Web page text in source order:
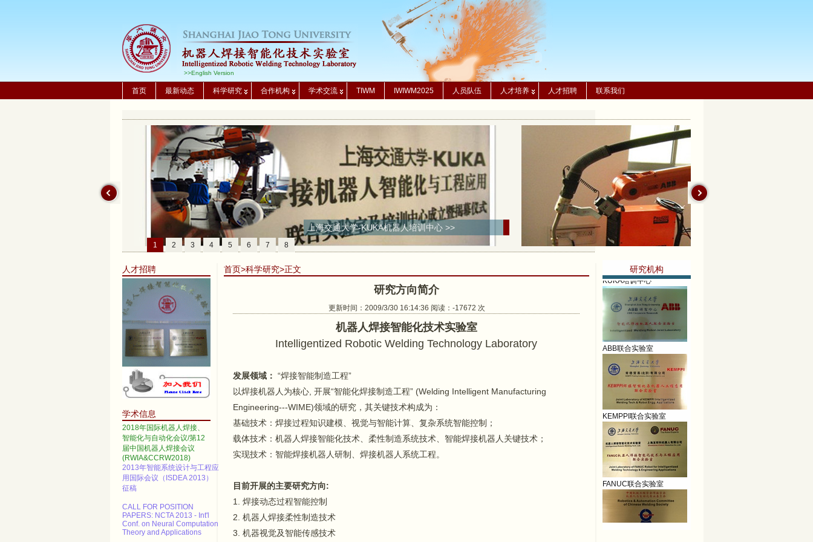
>>English Version
首页 最新动态 科学研究 合作机构 学术交流 TIWM IWIWM2025 人员队伍 人才培养 人才招聘 联系我们
上海交通大学-KUKA机器人培训中心 >>
1 2 3 4 5 6 7 8
人才招聘
学术信息
2018年国际机器人焊接、
智能化与自动化会议/第12
届中国机器人焊接会议
(RWIA&CCRW2018)
2014 IEEE International
Science and Engineering
Call for papers--2013 3rd
International Conference on
Information Technology
Processing (AMITP 2013)
ICMSE Call for paper（EI）
2013年智能系统设计与工程应
用国际会议（ISDEA 2013）
征稿
PAPERS: NCTA 2013 - Int'l
Conf. on Neural Computation
Theory and Applications
首页>科学研究>正文
研究方向简介
更新时间：2009/3/30 16:14:36 阅读：-17672 次
机器人焊接智能化技术实验室
Intelligentized Robotic Welding Technology Laboratory
发展领域： “焊接智能制造工程”
以焊接机器人为核心, 开展“智能化焊接制造工程” (Welding Intelligent Manufacturing
Engineering---WIME)领域的研究，其关键技术构成为：
基础技术：焊接过程知识建模、视觉与智能计算、复杂系统智能控制；
载体技术：机器人焊接智能化技术、柔性制造系统技术、智能焊接机器人关键技术；
实现技术：智能焊接机器人研制、焊接机器人系统工程。
目前开展的主要研究方向:
1. 焊接动态过程智能控制
2. 机器人焊接柔性制造技术
3. 机器视觉及智能传感技术
研究机构
KUKA联合实验室
KUKA培训中心
KEMPPI联合实验室
FANUC联合实验室